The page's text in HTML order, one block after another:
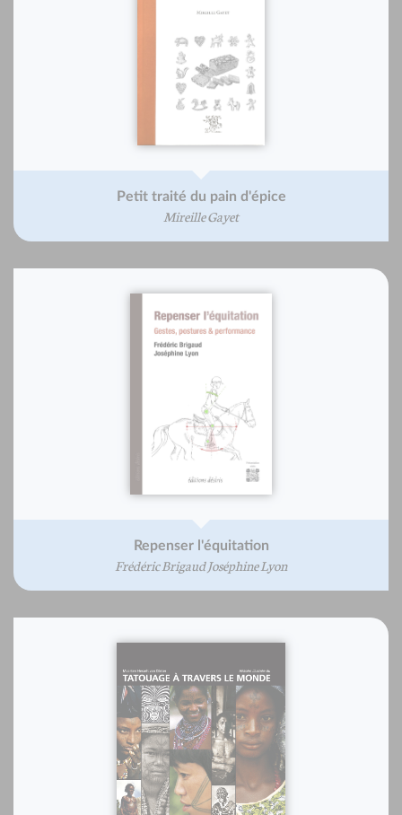
Petit traité du pain d'épice
Mireille Gayet
Repenser l'équitation
Frédéric Brigaud Joséphine Lyon